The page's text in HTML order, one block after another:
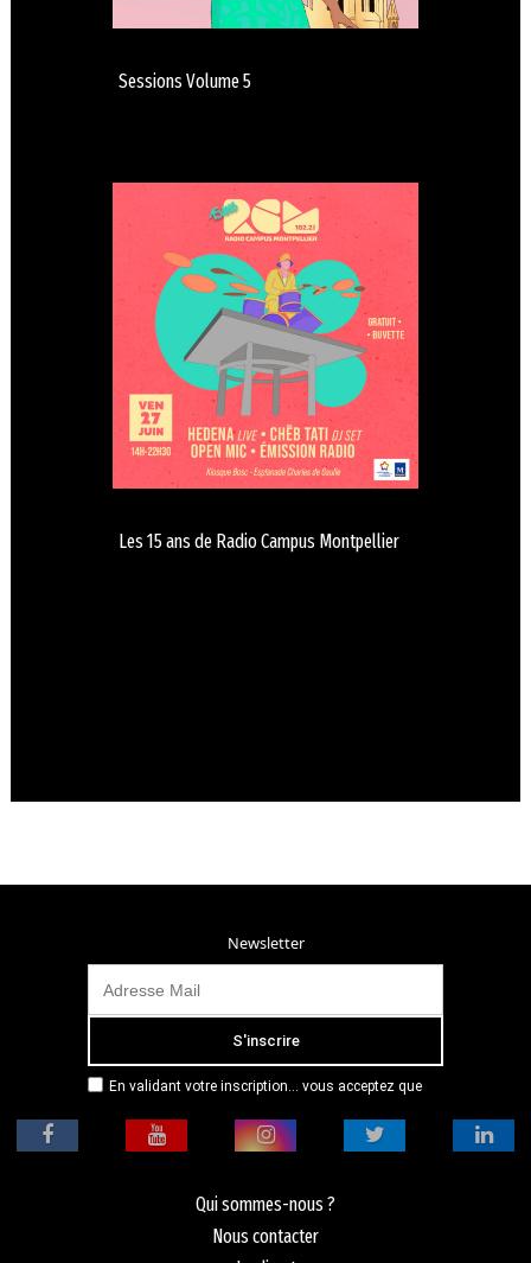
Sessions Volume 5
Les 15 ans de Radio Campus Montpellier
Newsletter
En validant votre inscription... vous acceptez que
adresse email dans le but de vous envoyer
mensuellement sa lettre d’informations. Pour plus
politique de confidentialité.
Qui sommes-nous ?
Nous contacter